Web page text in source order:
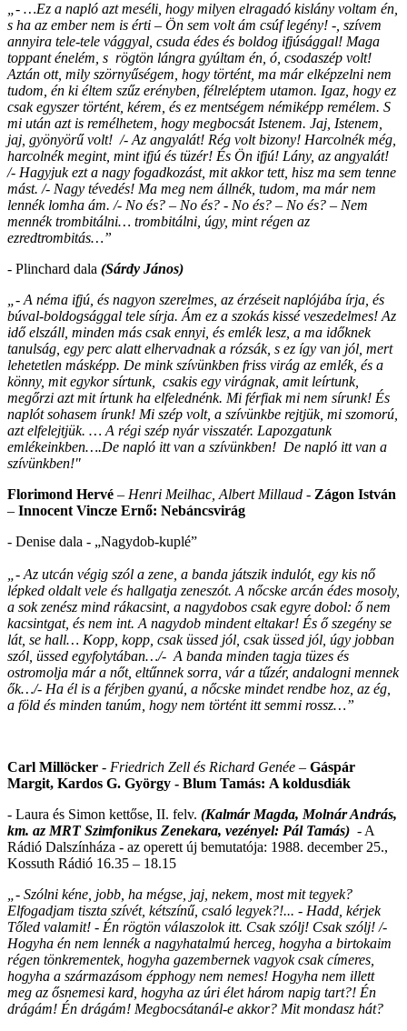
„- …Ez a napló azt meséli, hogy milyen elragadó kislány voltam én,
s ha az ember nem is érti – Ön sem volt ám csúf legény! -, szívem
annyira tele-tele vággyal, csuda édes és boldog ifjúsággal! Maga
toppant énelém, s rögtön lángra gyúltam én, ó, csodaszép volt!
Aztán ott, mily szörnyűségem, hogy történt, ma már elképzelni nem
tudom, én ki éltem szűz erényben, félreléptem utamon. Igaz, hogy ez
csak egyszer történt, kérem, és ez mentségem némiképp remélem. S
mi után azt is remélhetem, hogy megbocsát Istenem. Jaj, Istenem,
jaj, gyönyörű volt! /- Az angyalát! Rég volt bizony! Harcolnék még,
harcolnék megint, mint ifjú és tüzér! És Ön ifjú! Lány, az angyalát!
/- Hagyjuk ezt a nagy fogadkozást, mit akkor tett, hisz ma sem tenne
mást. /- Nagy tévedés! Ma meg nem állnék, tudom, ma már nem
lennék lomha ám. /- No és? – No és? - No és? – No és? – Nem
mennék trombitálni… trombitálni, úgy, mint régen az
ezredtrombitás…”
- Plinchard dala (Sárdy János)
„- A néma ifjú, és nagyon szerelmes, az érzéseit naplójába írja, és
búval-boldogsággal tele sírja. Ám ez a szokás kissé veszedelmes! Az
idő elszáll, minden más csak ennyi, és emlék lesz, a ma időknek
tanulság, egy perc alatt elhervadnak a rózsák, s ez így van jól, mert
lehetetlen másképp. De mink szívünkben friss virág az emlék, és a
könny, mit egykor sírtunk, csakis egy virágnak, amit leírtunk,
megőrzi azt mit írtunk ha elfelednénk. Mi férfiak mi nem sírunk! És
naplót sohasem írunk! Mi szép volt, a szívünkbe rejtjük, mi szomorú,
azt elfelejtjük. … A régi szép nyár visszatér. Lapozgatunk
emlékeinkben….De napló itt van a szívünkben! De napló itt van a
szívünkben!"
Florimond Hervé – Henri Meilhac, Albert Millaud - Zágon István
– Innocent Vincze Ernő: Nebáncsvirág
- Denise dala - „Nagydob-kuplé”
„- Az utcán végig szól a zene, a banda játszik indulót, egy kis nő
lépked oldalt vele és hallgatja zeneszót. A nőcske arcán édes mosoly,
a sok zenész mind rákacsint, a nagydobos csak egyre dobol: ő nem
kacsintgat, és nem int. A nagydob mindent eltakar! És ő szegény se
lát, se hall… Kopp, kopp, csak üssed jól, csak üssed jól, úgy jobban
szól, üssed egyfolytában…/- A banda minden tagja tüzes és
ostromolja már a nőt, eltűnnek sorra, vár a tűzér, andalogni mennek
ők…/- Ha él is a férjben gyanú, a nőcske mindet rendbe hoz, az ég,
a föld és minden tanúm, hogy nem történt itt semmi rossz…”
Carl Millöcker - Friedrich Zell és Richard Genée – Gáspár
Margit, Kardos G. György - Blum Tamás: A koldusdiák
- Laura és Simon kettőse, II. felv. (Kalmár Magda, Molnár András,
km. az MRT Szimfonikus Zenekara, vezényel: Pál Tamás) - A
Rádió Dalszínháza - az operett új bemutatója: 1988. december 25.,
Kossuth Rádió 16.35 – 18.15
„- Szólni kéne, jobb, ha mégse, jaj, nekem, most mit tegyek?
Elfogadjam tiszta szívét, kétszínű, csaló legyek?!... - Hadd, kérjek
Tőled valamit! - Én rögtön válaszolok itt. Csak szólj! Csak szólj! /-
Hogyha én nem lennék a nagyhatalmú herceg, hogyha a birtokaim
régen tönkrementek, hogyha gazembernek vagyok csak címeres,
hogyha a származásom épphogy nem nemes! Hogyha nem illett
meg az ősnemesi kard, hogyha az úri élet három napig tart?! Én
drágám! Én drágám! Megbocsátanál-e akkor? Mit mondasz hát?